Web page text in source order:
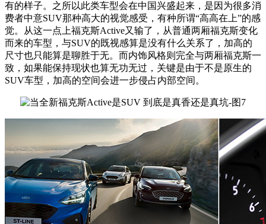
有的样子。之所以此类车型会在中国兴盛起来，是因为很多消
费者中意SUV那种高大的视觉感受，有种所谓“高高在上”的感
觉。从这一点上福克斯Active又输了，从普通两厢福克斯变化
而来的车型，与SUV的既视感算是没有什么关系了，加高的
尺寸也只能算是聊胜于无。而内饰风格则完全与两厢福克斯一
致，如果能保持现状也算无功无过，关键是由于不是原生的
SUV车型，加高的空间会进一步侵占内部空间。